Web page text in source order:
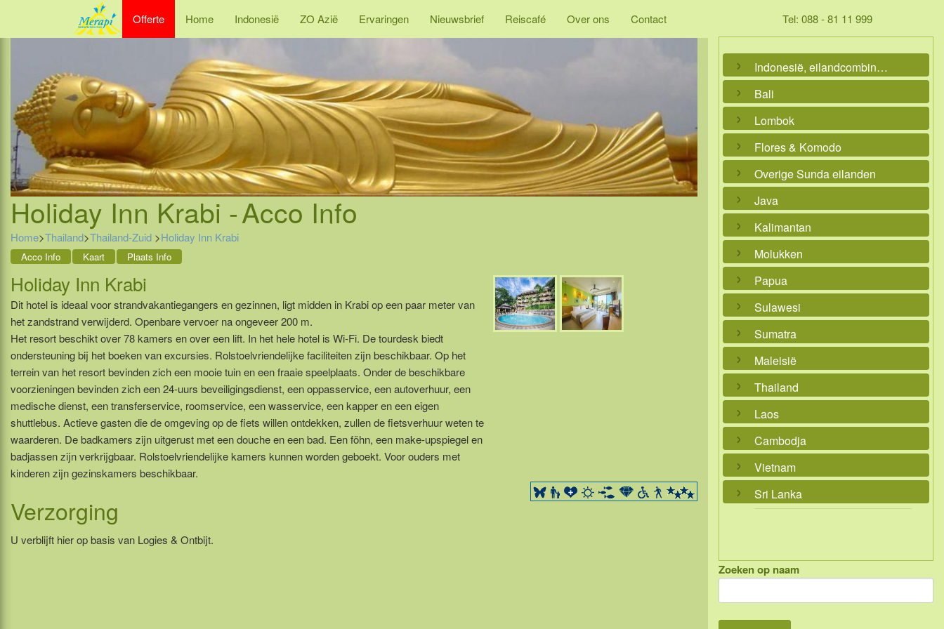
Offerte Home Indonesië ZO Azië Ervaringen Nieuwsbrief Reiscafé Over ons Contact Tel: 088 - 81 11 999
Holiday Inn Krabi -Acco Info
Home>Thailand>Thailand-Zuid >Holiday Inn Krabi
Acco Info Kaart Plaats Info
Holiday Inn Krabi
Dit hotel is ideaal voor strandvakantiegangers en gezinnen, ligt midden in Krabi op een paar meter van
het zandstrand verwijderd. Openbare vervoer na ongeveer 200 m.
Het resort beschikt over 78 kamers en over een lift. In het hele hotel is Wi-Fi. De tourdesk biedt
ondersteuning bij het boeken van excursies. Rolstoelvriendelijke faciliteiten zijn beschikbaar. Op het
terrein van het resort bevinden zich een mooie tuin en een fraaie speelplaats. Onder de beschikbare
voorzieningen bevinden zich een 24-uurs beveiligingsdienst, een oppasservice, een autoverhuur, een
medische dienst, een transferservice, roomservice, een wasservice, een kapper en een eigen
shuttlebus. Actieve gasten die de omgeving op de fiets willen ontdekken, zullen de fietsverhuur weten te
waarderen. De badkamers zijn uitgerust met een douche en een bad. Een föhn, een make-upspiegel en
badjassen zijn verkrijgbaar. Rolstoelvriendelijke kamers kunnen worden geboekt. Voor ouders met
kinderen zijn gezinskamers beschikbaar.
Verzorging
U verblijft hier op basis van Logies & Ontbijt.
Indonesië, eilandcombinaties
Bali
Lombok
Flores & Komodo
Overige Sunda eilanden
Java
Kalimantan
Molukken
Papua
Sulawesi
Sumatra
Maleisië
Thailand
Laos
Cambodja
Vietnam
Sri Lanka
Zoeken op naam